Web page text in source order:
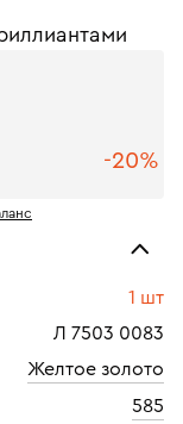
-20%
1 шт
Л 7503 0083
Желтое золото
585